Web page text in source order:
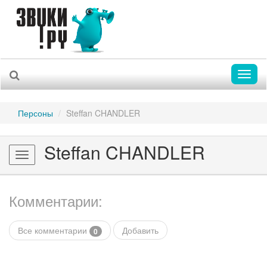
Персоны Steffan CHANDLER
Toggle
navigation
Steffan CHANDLER
Комментарии:
Все комментарии 0 Добавить